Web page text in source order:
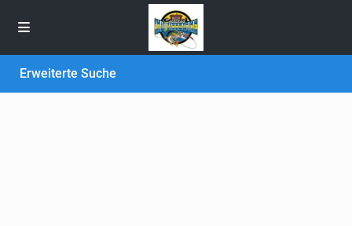
Erweiterte Suche